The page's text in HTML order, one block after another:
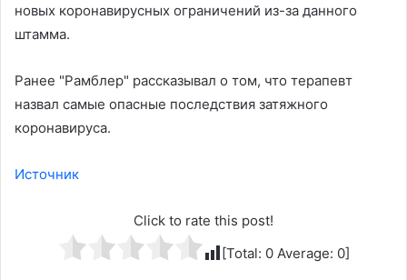
новых коронавирусных ограничений из-за данного
штамма.
Ранее "Рамблер" рассказывал о том, что терапевт
назвал самые опасные последствия затяжного
коронавируса.
Источник
Click to rate this post!
[Total: 0Average: 0]